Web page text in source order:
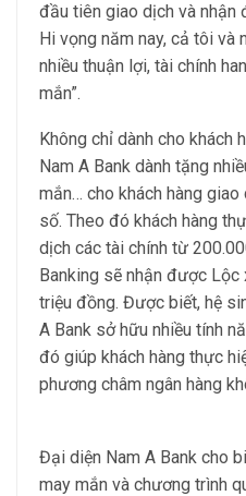
đầu tiên giao dịch và nhận
Hi vọng năm nay, cả tôi và
nhiều thuận lợi, tài chính
mắn”.
Không chỉ dành cho khách
Nam A Bank dành tặng
mắn… cho khách hàng giao
số. Theo đó khách hàng
dịch các tài chính từ
Banking sẽ nhận được
triệu đồng. Được biết, hệ
A Bank sở hữu nhiều tính
đó giúp khách hàng thực
phương châm ngân hàng
Đại diện Nam A Bank cho
may mắn và chương trình